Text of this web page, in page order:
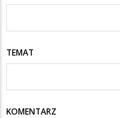
TEMAT
KOMENTARZ